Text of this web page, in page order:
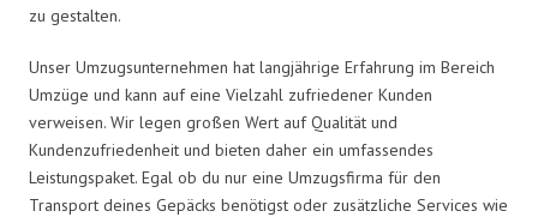
zu gestalten.
Unser Umzugsunternehmen hat langjährige Erfahrung im Bereich
Umzüge und kann auf eine Vielzahl zufriedener Kunden
verweisen. Wir legen großen Wert auf Qualität und
Kundenzufriedenheit und bieten daher ein umfassendes
Leistungspaket. Egal ob du nur eine Umzugsfirma für den
Transport deines Gepäcks benötigst oder zusätzliche Services wie